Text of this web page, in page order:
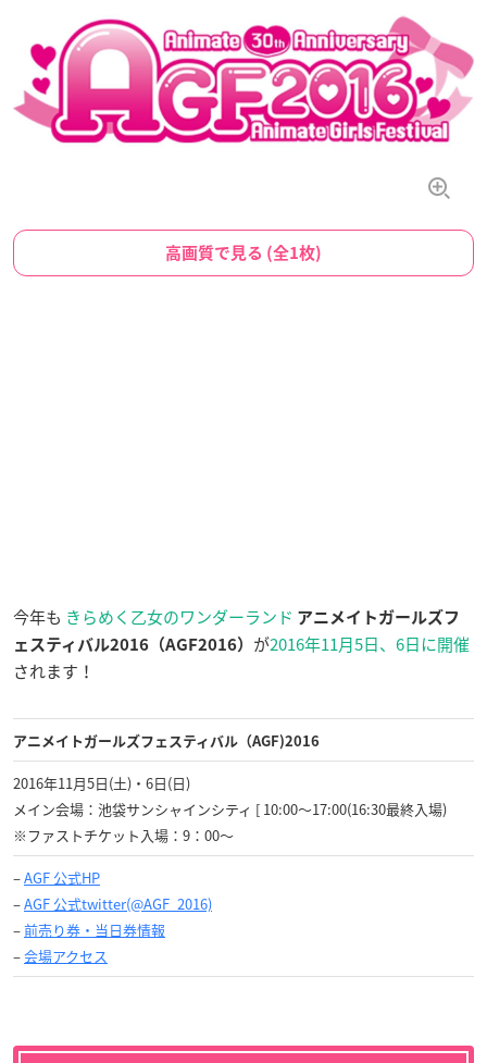
高画質で見る (全1枚)
今年も きらめく乙女のワンダーランド アニメイトガールズフ
ェスティバル2016（AGF2016） が2016年11月5日、6日に開催
されます！
アニメイトガールズフェスティバル（AGF)2016
2016年11月5日(土)・6日(日)
メイン会場：池袋サンシャインシティ [ 10:00～17:00(16:30最終入場)
※ファストチケット入場：9：00～
–AGF 公式HP
–AGF 公式twitter(@AGF_2016)
–前売り券・当日券情報
–会場アクセス